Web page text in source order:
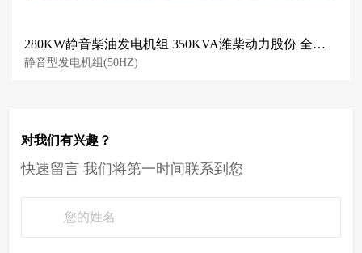
280KW静音柴油发电机组 350KVA潍柴动力股份 全铜线无刷发电机
静音型发电机组(50HZ)
对我们有兴趣？
快速留言 我们将第一时间联系到您